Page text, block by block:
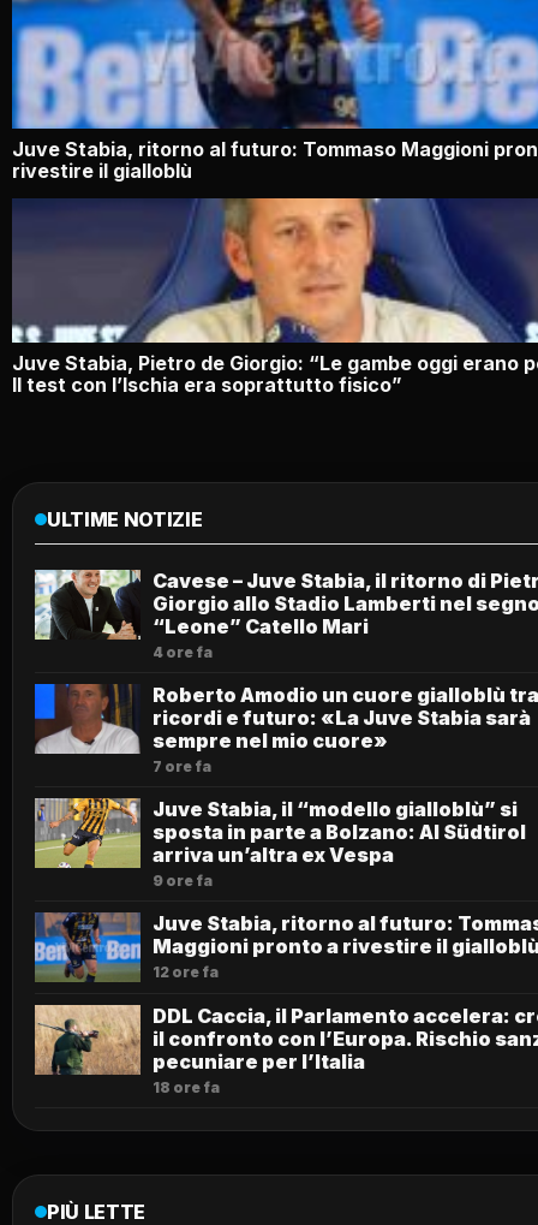
Juve Stabia, ritorno al futuro: Tommaso Maggioni
rivestire il gialloblù
Juve Stabia, Pietro de Giorgio: “Le gambe oggi erano
Il test con l’Ischia era soprattutto fisico”
ULTIME NOTIZIE
Cavese – Juve Stabia, il ritorno di
Giorgio allo Stadio Lamberti nel
“Leone” Catello Mari
4 ore fa
Roberto Amodio un cuore gialloblù tra
ricordi e futuro: «La Juve Stabia sarà
sempre nel mio cuore»
7 ore fa
Juve Stabia, il “modello gialloblù” si
sposta in parte a Bolzano: Al Südtirol
arriva un’altra ex Vespa
9 ore fa
Juve Stabia, ritorno al futuro:
Maggioni pronto a rivestire il
12 ore fa
DDL Caccia, il Parlamento accelera:
il confronto con l’Europa. Rischio
pecuniare per l’Italia
18 ore fa
PIÙ LETTE